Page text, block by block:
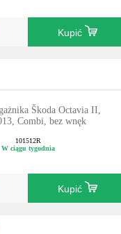
Kupić
Škoda Octavia II,
Combi, bez wnęk
101512R
W ciągu tygodnia
Kupić